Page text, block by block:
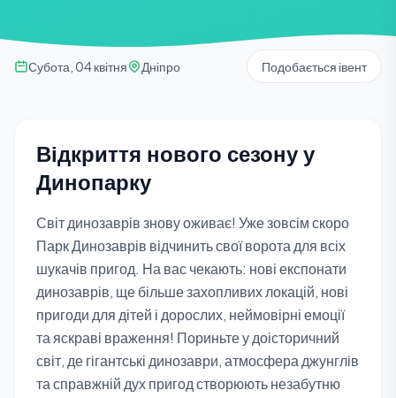
Субота, 04 квітня Дніпро Подобається івент
Відкриття нового сезону у
Динопарку
Світ динозаврів знову оживає! Уже зовсім скоро
Парк Динозаврів відчинить свої ворота для всіх
шукачів пригод. На вас чекають: нові експонати
динозаврів, ще більше захопливих локацій, нові
пригоди для дітей і дорослих, неймовірні емоції
та яскраві враження! Пориньте у доісторичний
світ, де гігантські динозаври, атмосфера джунглів
та справжній дух пригод створюють незабутню